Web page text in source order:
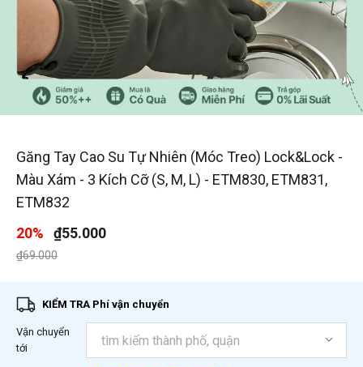
/6
Găng Tay Cao Su Tự Nhiên (Móc Treo) Lock&Lock -
Màu Xám - 3 Kích Cỡ (S, M, L) - ETM830, ETM831,
ETM832
20%
₫55.000
Giá giảm xuống từ
₫69.000đến
KIỂM TRA Phí vận chuyển
Vận chuyển
tới